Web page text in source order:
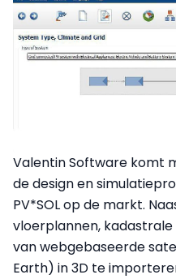
Valentin Software komt
de design en
PV*SOL op de markt.
vloerplannen,
van webgebaseerde
Earth) in 3D te